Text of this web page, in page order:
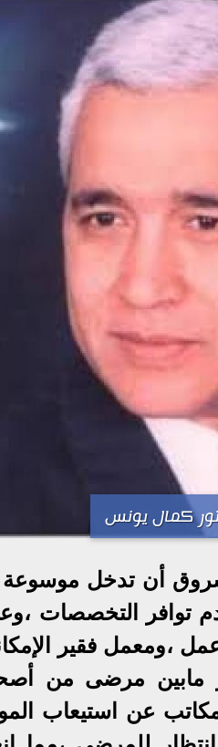
كمال يونس
أن تدخل موسوعة
توافر التخصصات
،ومعمل فقير
مابين مرضى من
عن استيعاب